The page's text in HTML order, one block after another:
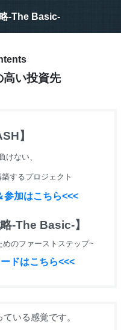
-The Basic-
高い投資先
】
けない、
するプロジェクト
加はこちら<<<
-The Basic-】
めのファーストステップ~
ドはこちら<<<
いる感覚です。